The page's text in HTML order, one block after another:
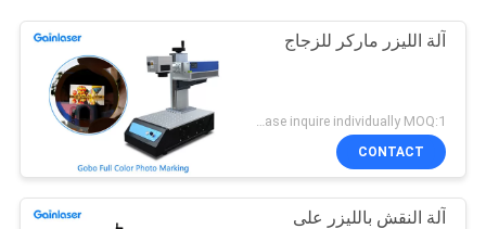
آلة الليزر ماركر للزجاج
CONTACT
آلة النقش بالليزر على